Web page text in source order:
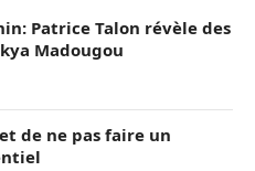
Patrice Talon révèle des
Madougou
de ne pas faire un